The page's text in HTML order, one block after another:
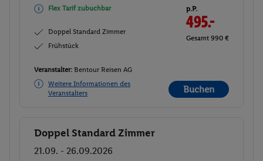
Flex Tarif zubuchbar
Doppel Standard Zimmer
Frühstück
p.P.
495.-
Gesamt 990 €
Veranstalter: Bentour Reisen AG
Weitere Informationen des
Veranstalters
Buchen
Buchen
Doppel Standard Zimmer
21.09. - 26.09.2026